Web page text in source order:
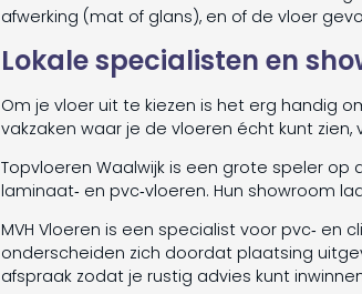
afwerking (mat of glans), en of de vloer
Lokale specialisten en
Om je vloer uit te kiezen is het erg handig
vakzaken waar je de vloeren écht kunt
Topvloeren Waalwijk is een grote speler
laminaat‑ en pvc‑vloeren. Hun showroom
MVH Vloeren is een specialist voor pvc‑ en
onderscheiden zich doordat plaatsing
afspraak zodat je rustig advies kunt